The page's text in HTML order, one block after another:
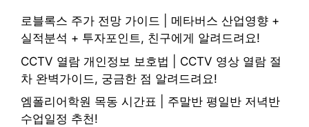
로블록스 주가 전망 가이드 | 메타버스 산업영향 +
실적분석 + 투자포인트, 친구에게 알려드려요!
CCTV 열람 개인정보 보호법 | CCTV 영상 열람 절
차 완벽가이드, 궁금한 점 알려드려요!
엠폴리어학원 목동 시간표 | 주말반 평일반 저녁반
수업일정 추천!